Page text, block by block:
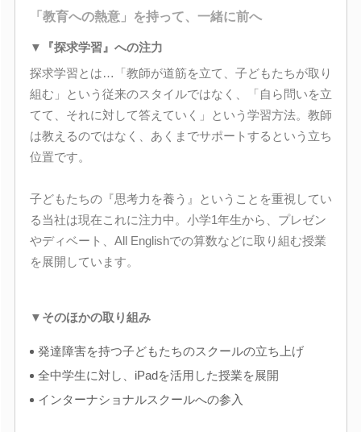
「教育への熱意」を持って、一緒に前へ
▼『探求学習』への注力
探求学習とは…「教師が道筋を立て、子どもたちが取り
組む」という従来のスタイルではなく、「自ら問いを立
てて、それに対して答えていく」という学習方法。教師
は教えるのではなく、あくまでサポートするという立ち
位置です。
子どもたちの『思考力を養う』ということを重視してい
る当社は現在これに注力中。小学1年生から、プレゼン
やディベート、All Englishでの算数などに取り組む授業
を展開しています。
▼そのほかの取り組み
発達障害を持つ子どもたちのスクールの立ち上げ
全中学生に対し、iPadを活用した授業を展開
インターナショナルスクールへの参入